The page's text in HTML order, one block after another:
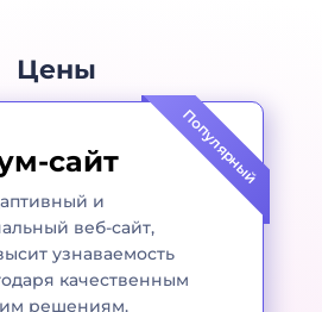
Цены
сайт
и
веб-сайт,
узнаваемость
качественным
решениям.
Популярный